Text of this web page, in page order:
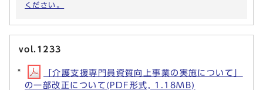
ください。
vol.1233
「介護支援専門員資質向上事業の実施について」
の一部改正について(PDF形式, 1.18MB)